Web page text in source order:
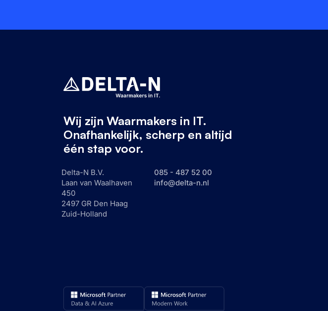
Wij zijn Waarmakers in IT.
Onafhankelijk, scherp en altijd
één stap voor.
Delta-N B.V.
Laan van Waalhaven
450
2497 GR Den Haag
Zuid-Holland
085 - 487 52 00
info@delta-n.nl